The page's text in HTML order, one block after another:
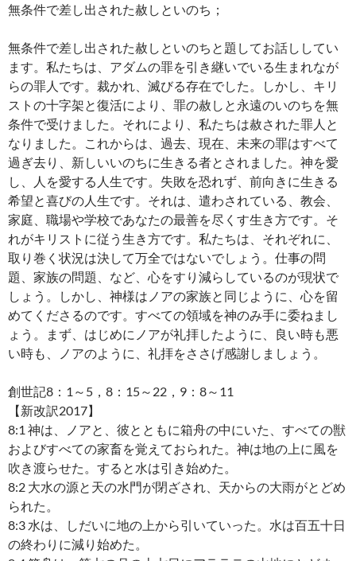
無条件で差し出された赦しといのち；
無条件で差し出された赦しといのちと題してお話ししてい
ます。私たちは、アダムの罪を引き継いでいる生まれなが
らの罪人です。裁かれ、滅びる存在でした。しかし、キリ
ストの十字架と復活により、罪の赦しと永遠のいのちを無
条件で受けました。それにより、私たちは赦された罪人と
なりました。これからは、過去、現在、未来の罪はすべて
過ぎ去り、新しいいのちに生きる者とされました。神を愛
し、人を愛する人生です。失敗を恐れず、前向きに生きる
希望と喜びの人生です。それは、遣わされている、教会、
家庭、職場や学校であなたの最善を尽くす生き方です。そ
れがキリストに従う生き方です。私たちは、それぞれに、
取り巻く状況は決して万全ではないでしょう。仕事の問
題、家族の問題、など、心をすり減らしているのが現状で
しょう。しかし、神様はノアの家族と同じように、心を留
めてくださるのです。すべての領域を神のみ手に委ねまし
ょう。まず、はじめにノアが礼拝したように、良い時も悪
い時も、ノアのように、礼拝をささげ感謝しましょう。
創世記8：1～5，8：15～22，9：8～11
【新改訳2017】
8:1 神は、ノアと、彼とともに箱舟の中にいた、すべての獣
およびすべての家畜を覚えておられた。神は地の上に風を
吹き渡らせた。すると水は引き始めた。
8:2 大水の源と天の水門が閉ざされ、天からの大雨がとどめ
られた。
8:3 水は、しだいに地の上から引いていった。水は百五十日
の終わりに減り始めた。